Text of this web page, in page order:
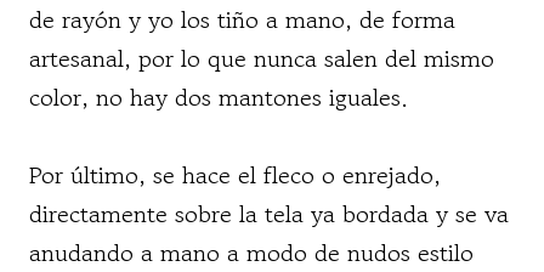
de rayón y yo los tiño a mano, de forma
artesanal, por lo que nunca salen del mismo
color, no hay dos mantones iguales.
Por último, se hace el fleco o enrejado,
directamente sobre la tela ya bordada y se va
anudando a mano a modo de nudos estilo